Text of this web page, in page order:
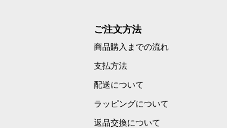
ご注文方法
商品購入までの流れ
支払方法
配送について
ラッピングについて
返品交換について